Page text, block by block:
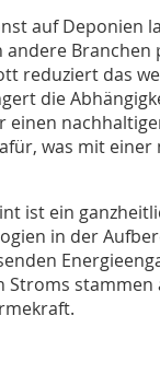
auf Deponien
andere
reduziert das
die
was mit einer
ist ein
in der
Stroms